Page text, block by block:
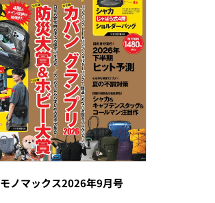
モノマックス2026年9月号